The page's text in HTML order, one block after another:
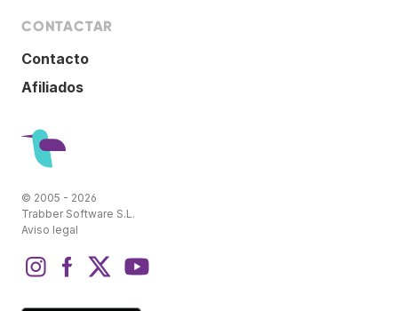
CONTACTAR
Contacto
Afiliados
© 2005 - 2026
Trabber Software S.L.
Aviso legal